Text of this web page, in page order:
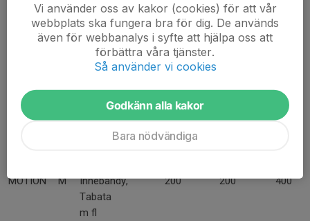
LEDARE L 200 --
200
FAMILJ
F
Alla familje-
medlemmar
skrivna på
adress.
Familjemedl
emskap
500
summering
ter
MOTION M
Innebandy,
Tabata
m fl
200 200 400
Vi använder oss av kakor (cookies) för att vår
webbplats ska fungera bra för dig. De används
även för webbanalys i syfte att hjälpa oss att
förbättra våra tjänster.
Så använder vi cookies
Godkänn alla kakor
Bara nödvändiga